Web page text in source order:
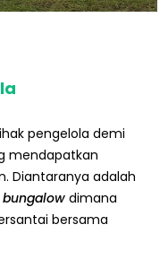
pengelola demi
mendapatkan
Diantaranya adalah
bungalow dimana
bersama